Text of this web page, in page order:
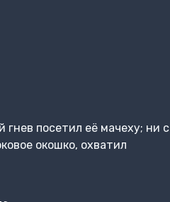
посетил её мачеху; ни с
окошко, охватил